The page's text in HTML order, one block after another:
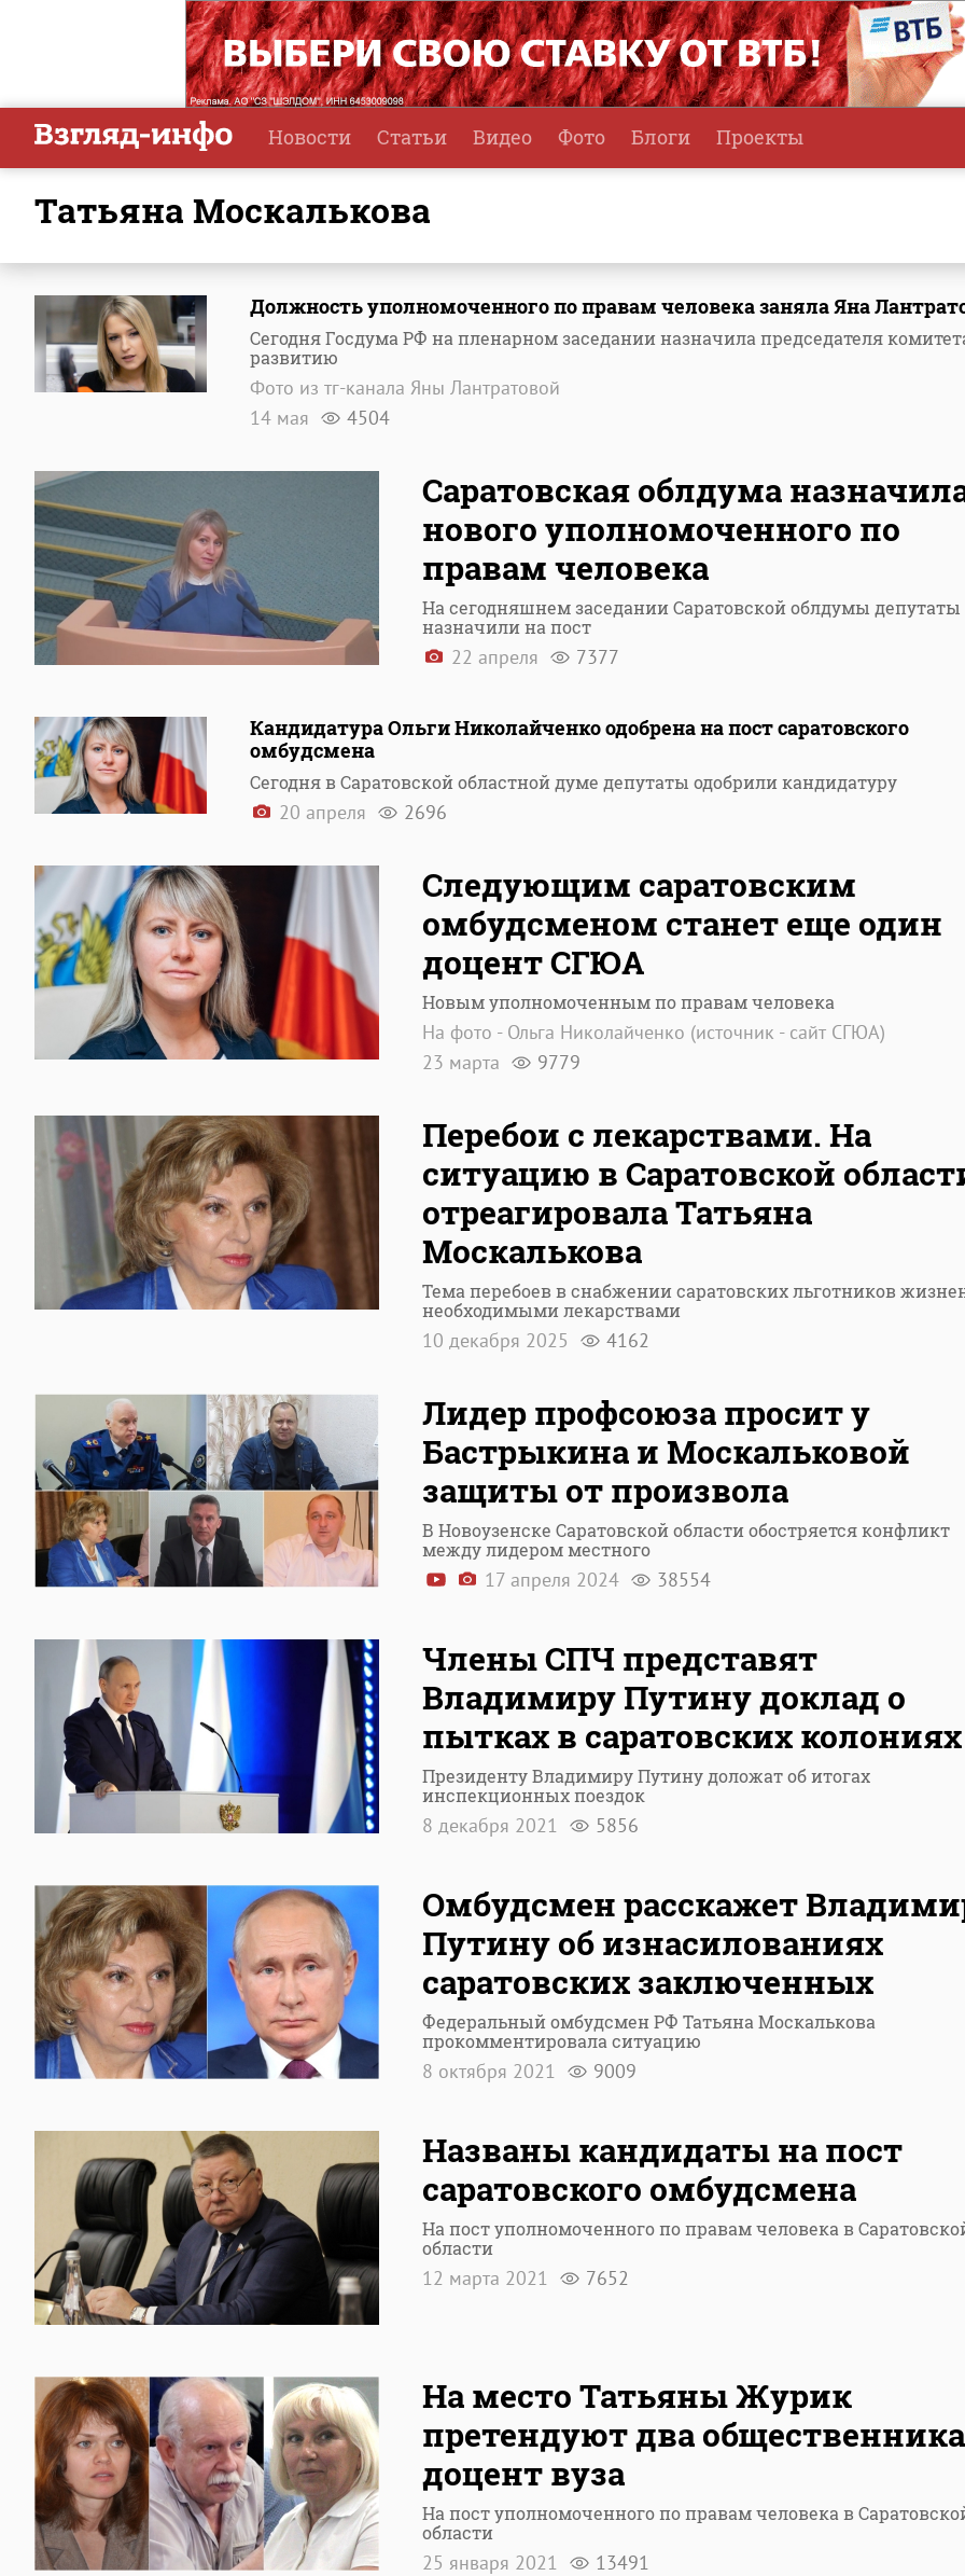
Новости Статьи Видео Фото Блоги Проекты
Татьяна Москалькова
Должность уполномоченного по правам человека заняла Яна
Сегодня Госдума РФ на пленарном заседании назначила председателя
развитию
Фото из тг-канала Яны Лантратовой
14 мая
4504
Саратовская облдума
нового уполномоченного по
правам человека
На сегодняшнем заседании Саратовской облдумы депутаты
назначили на пост
22 апреля 7377
Кандидатура Ольги Николайченко одобрена на пост саратовского
омбудсмена
Сегодня в Саратовской областной думе депутаты одобрили кандидатуру
20 апреля 2696
Следующим саратовским
омбудсменом станет еще один
доцент СГЮА
Новым уполномоченным по правам человека
На фото - Ольга Николайченко (источник - сайт СГЮА)
23 марта
9779
Перебои с лекарствами. На
ситуацию в Саратовской
отреагировала Татьяна
Москалькова
Тема перебоев в снабжении саратовских льготников
необходимыми лекарствами
10 декабря 2025 4162
Лидер профсоюза просит у
Бастрыкина и Москальковой
защиты от произвола
В Новоузенске Саратовской области обостряется конфликт
между лидером местного
17 апреля 2024 38554
Члены СПЧ представят
Владимиру Путину доклад о
пытках в саратовских колониях
Президенту Владимиру Путину доложат об итогах
инспекционных поездок
8 декабря 2021 5856
Омбудсмен расскажет
Путину об изнасилованиях
саратовских заключенных
Федеральный омбудсмен РФ Татьяна Москалькова
прокомментировала ситуацию
8 октября 2021 9009
Названы кандидаты на пост
саратовского омбудсмена
На пост уполномоченного по правам человека в
области
12 марта 2021 7652
На место Татьяны Журик
претендуют два
доцент вуза
На пост уполномоченного по правам человека в
области
25 января 2021 13491